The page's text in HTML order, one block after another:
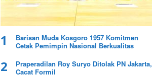
1
Barisan Muda Kosgoro 1957 Komitmen
Cetak Pemimpin Nasional Berkualitas
2
Praperadilan Roy Suryo Ditolak PN Jakarta,
Cacat Formil